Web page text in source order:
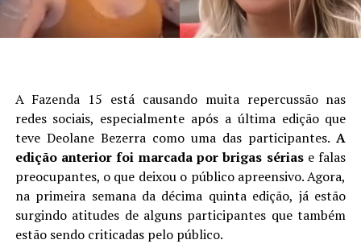
A Fazenda 15 está causando muita repercussão nas
redes sociais, especialmente após a última edição que
teve Deolane Bezerra como uma das participantes.A
edição anterior foi marcada por brigas sériase falas
preocupantes, o que deixou o público apreensivo. Agora,
na primeira semana da décima quinta edição, já estão
surgindo atitudes de alguns participantes que também
estão sendo criticadas pelo público.